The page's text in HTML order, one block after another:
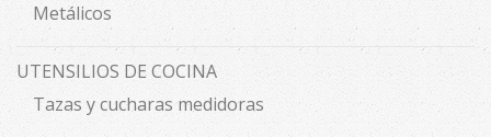
Metálicos
UTENSILIOS DE COCINA
Tazas y cucharas medidoras